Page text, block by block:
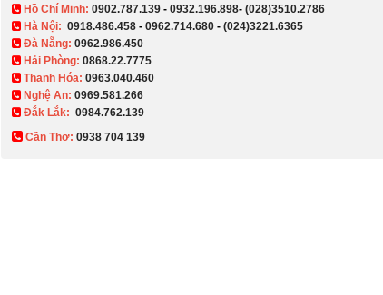
​ Hồ Chí Minh:0902.787.139 -0932.196.898-(028)3510.2786
Hà Nội:0918.486.458 -0962.714.680 -(024)3221.6365
Đà Nẵng:0962.986.450
Hải Phòng:0868.22.7775
Thanh Hóa:0963.040.460
Nghệ An:0969.581.266
Đắk Lắk: 0984.762.139
Cần Thơ:0938 704 139​